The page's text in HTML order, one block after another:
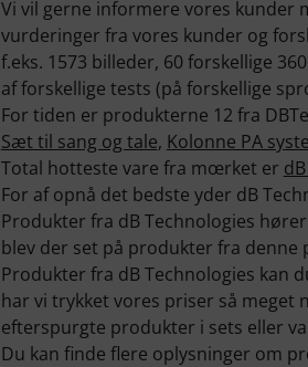
Vi vil gerne informere vores kunder
vurderinger fra vores kunder og
f.eks. 1573 billeder, 60 forskellige
af forskellige tests (på forskellige
For tiden er produkterne 12 fra
Sæt til sang og tale, Kolonne PA
Total hotteste vare fra mœrket er
For af opnå det bedste yder dB
Produkter fra dB Technologies
blev der set på produkter fra denne
Produkter fra dB Technologies kan
har vi trykket vores priser så meget
efterspurgte produkter i sets eller
Du kan finde flere oplysninger om